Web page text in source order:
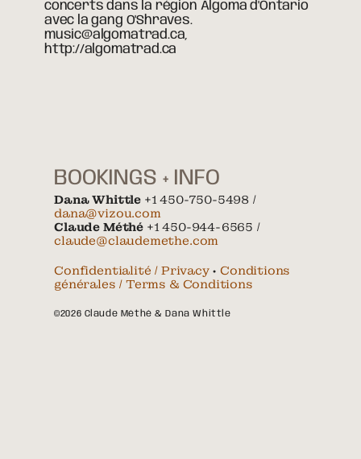
concerts dans la région Algoma d'Ontario
avec la gang O'Shraves.
music@algomatrad.ca,
http://algomatrad.ca
BOOKINGS + INFO
Dana Whittle +1 450-750-5498 /
dana@vizou.com
Claude Méthé +1 450-944-6565 /
claude@claudemethe.com
Confidentialité / Privacy•Conditions
générales / Terms & Conditions
©2026 Claude Méthé & Dana Whittle